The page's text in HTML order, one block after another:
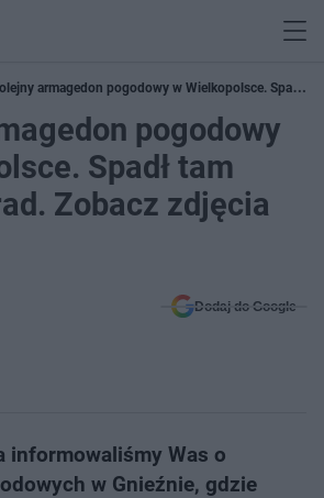
armagedon pogodowy w Wielkopolsce. Spadł
pogodowy
Spadł tam
Zobacz zdjęcia
Dodaj do Google
informowaliśmy Was o
w Gnieźnie, gdzie